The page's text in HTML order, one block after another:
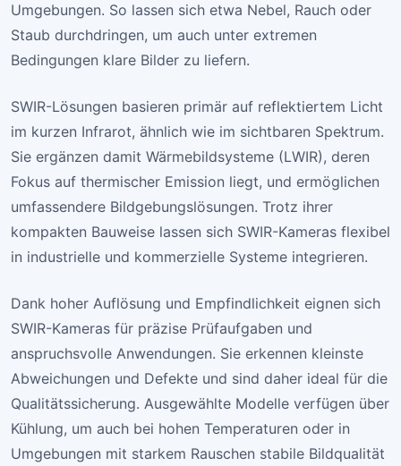
Umgebungen. So lassen sich etwa Nebel, Rauch oder
Staub durchdringen, um auch unter extremen
Bedingungen klare Bilder zu liefern.
SWIR-Lösungen basieren primär auf reflektiertem Licht
im kurzen Infrarot, ähnlich wie im sichtbaren Spektrum.
Sie ergänzen damit Wärmebildsysteme (LWIR), deren
Fokus auf thermischer Emission liegt, und ermöglichen
umfassendere Bildgebungslösungen. Trotz ihrer
kompakten Bauweise lassen sich SWIR-Kameras flexibel
in industrielle und kommerzielle Systeme integrieren.
Dank hoher Auflösung und Empfindlichkeit eignen sich
SWIR-Kameras für präzise Prüfaufgaben und
anspruchsvolle Anwendungen. Sie erkennen kleinste
Abweichungen und Defekte und sind daher ideal für die
Qualitätssicherung. Ausgewählte Modelle verfügen über
Kühlung, um auch bei hohen Temperaturen oder in
Umgebungen mit starkem Rauschen stabile Bildqualität